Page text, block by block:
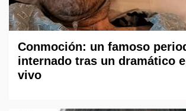
Conmoción: un famoso
internado tras un dramático
vivo